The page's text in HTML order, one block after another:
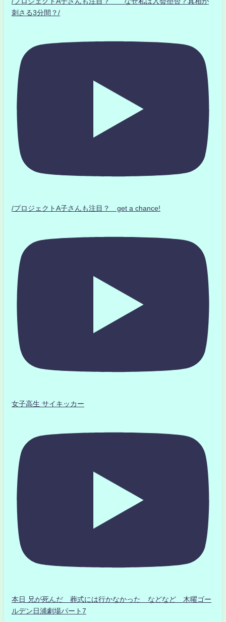
刺さる3分間？/
/プロジェクトA子さんも注目？ get a chance!
女子高生 サイキッカー
本日 兄が死んだ 葬式には行かなかった などなど 木曜ゴー
ルデン日浦劇場パート7